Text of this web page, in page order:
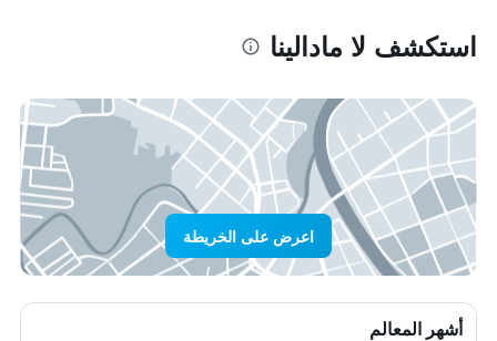
استكشف لا مادالينا
اعرض على الخريطة
أشهر المعالم